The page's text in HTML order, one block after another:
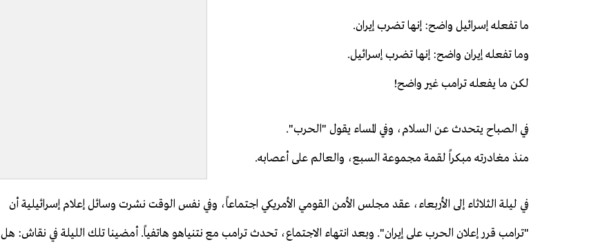
ما تفعله إسرائيل واضح: إنها تضرب إيران.
وما تفعله إيران واضح: إنها تضرب إسرائيل.
لكن ما يفعله ترامب غير واضح!
في الصباح يتحدث عن السلام، وفي المساء يقول "الحرب".
منذ مغادرته مبكراً لقمة مجموعة السبع، والعالم على أعصابه.
في ليلة الثلاثاء إلى الأربعاء، عقد مجلس الأمن القومي الأمريكي اجتماعاً، وفي نفس الوقت نشرت وسائل إعلام إسرائيلية أن
"ترامب قرر إعلان الحرب على إيران". وبعد انتهاء الاجتماع، تحدث ترامب مع نتنياهو هاتفياً. أمضينا تلك الليلة في نقاش: هل